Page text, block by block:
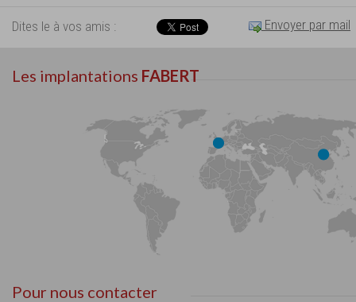
Dites le à vos amis : Envoyer par mail
Les implantations FABERT
Pour nous contacter